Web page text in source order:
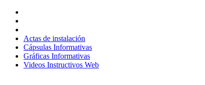
contenido
Actas de instalación
Cápsulas Informativas
Gráficas Informativas
Videos Instructivos Web